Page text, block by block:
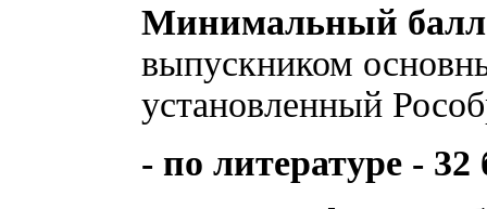
Минимальный балл
выпускником
установленный
- по литературе - 32